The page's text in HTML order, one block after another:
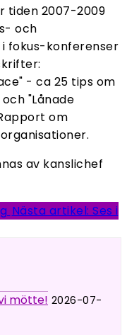
tiden 2007-2009
och
fokus-konferenser
- ca 25 tips om
"Lånade
om
av kanslichef
Nästa artikel: Ses i
mötte! 2026-07-